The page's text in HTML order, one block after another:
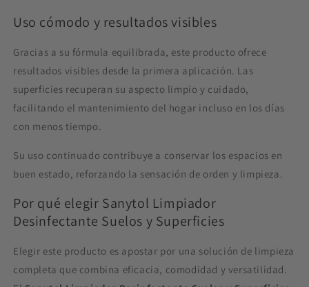
Uso cómodo y resultados visibles
Gracias a su fórmula equilibrada, este producto ofrece
resultados visibles desde la primera aplicación. Las
superficies recuperan su aspecto limpio y cuidado,
facilitando el mantenimiento del hogar incluso en los días
con menos tiempo.
Su uso continuado contribuye a conservar los espacios en
buen estado, reforzando la sensación de orden y limpieza.
Por qué elegir Sanytol Limpiador
Desinfectante Suelos y Superficies
Elegir este producto es apostar por una solución de limpieza
completa que combina eficacia, comodidad y versatilidad.